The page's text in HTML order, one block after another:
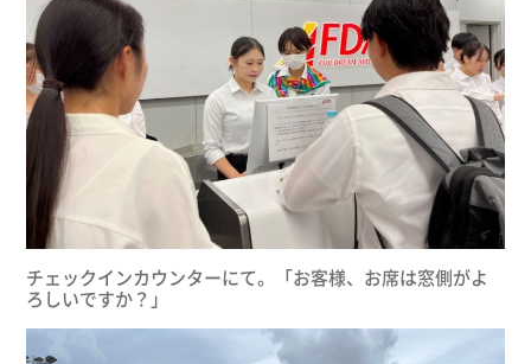
チェックインカウンターにて。「お客様、お席は窓側がよ
ろしいですか？」